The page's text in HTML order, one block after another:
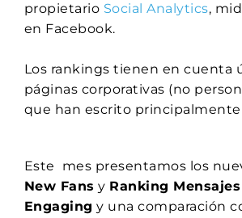
propietario Social Analytics,
en Facebook.
Los rankings tienen en cuenta
páginas corporativas (no
que han escrito principalmente
Este mes presentamos los
New Fans y Ranking Mensajes
Engaging y una comparación